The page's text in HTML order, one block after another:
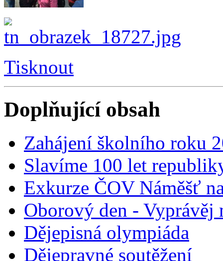
Tisknout
Doplňující obsah
Zahájení školního roku
Slavíme 100 let
Exkurze ČOV Náměšť
Oborový den - Vyprávěj
Dějepisná olympiáda
Dějepravné soutěžení